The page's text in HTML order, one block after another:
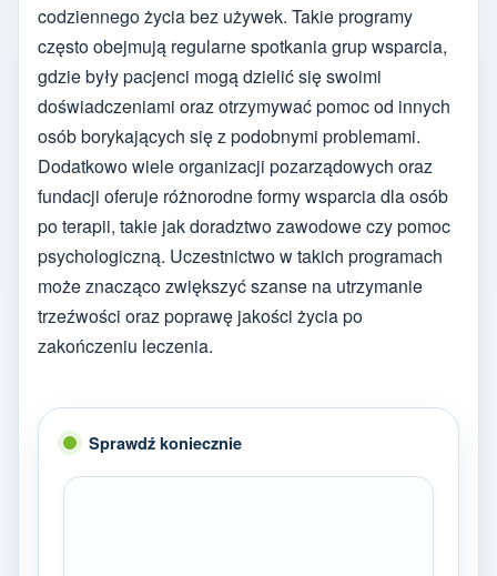
codziennego życia bez używek. Takie programy
często obejmują regularne spotkania grup wsparcia,
gdzie były pacjenci mogą dzielić się swoimi
doświadczeniami oraz otrzymywać pomoc od innych
osób borykających się z podobnymi problemami.
Dodatkowo wiele organizacji pozarządowych oraz
fundacji oferuje różnorodne formy wsparcia dla osób
po terapii, takie jak doradztwo zawodowe czy pomoc
psychologiczną. Uczestnictwo w takich programach
może znacząco zwiększyć szanse na utrzymanie
trzeźwości oraz poprawę jakości życia po
zakończeniu leczenia.
Sprawdź koniecznie